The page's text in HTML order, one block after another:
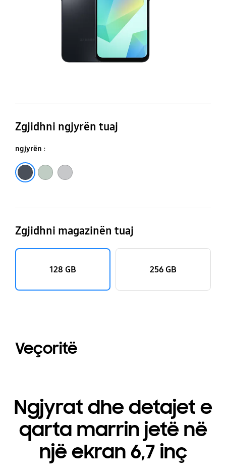
Zgjidhni ngjyrën tuaj
ngjyrën :
Zgjidhni magazinën tuaj
128 GB 256 GB
Veçoritë
Ngjyrat dhe detajet e
qarta marrin jetë në
një ekran 6,7 inç